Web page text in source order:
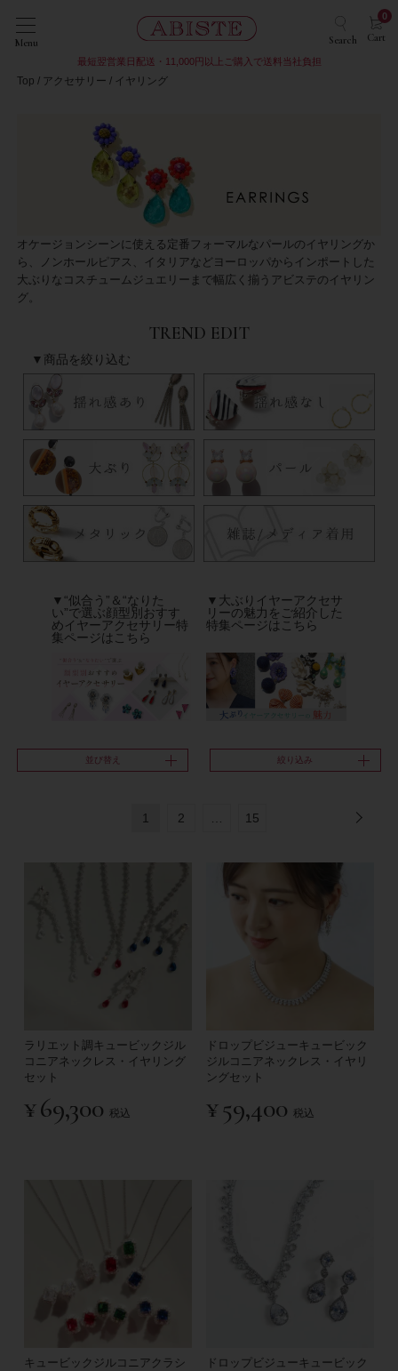
Menu Search Cart
0
最短翌営業日配送・11,000円以上ご購入で送料当社負担
Top アクセサリー イヤリング
オケージョンシーンに使える定番フォーマルなパールのイヤリングか
ら、ノンホールピアス、イタリアなどヨーロッパからインポートした
大ぶりなコスチュームジュエリーまで幅広く揃うアビステのイヤリン
グ。
TREND EDIT
▼商品を絞り込む
▼“似合う”＆“なりた
い”で選ぶ顔型別おすす
めイヤーアクセサリー特
集ページはこちら
▼大ぶりイヤーアクセサ
リーの魅力をご紹介した
特集ページはこちら
並び替え 絞り込み
1 2 … 15
ラリエット調キュービックジル
コニアネックレス・イヤリング
セット
¥69,300 税込
ドロップビジューキュービック
ジルコニアネックレス・イヤリ
ングセット
¥59,400 税込
キュービックジルコニアクラシ
ドロップビジューキュービック